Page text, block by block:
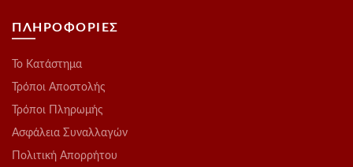
ΠΛΗΡΟΦΟΡΙΕΣ
Το Kατάστημα
Τρόποι Αποστολής
Τρόποι Πληρωμής
Ασφάλεια Συναλλαγών
Πολιτική Απορρήτου